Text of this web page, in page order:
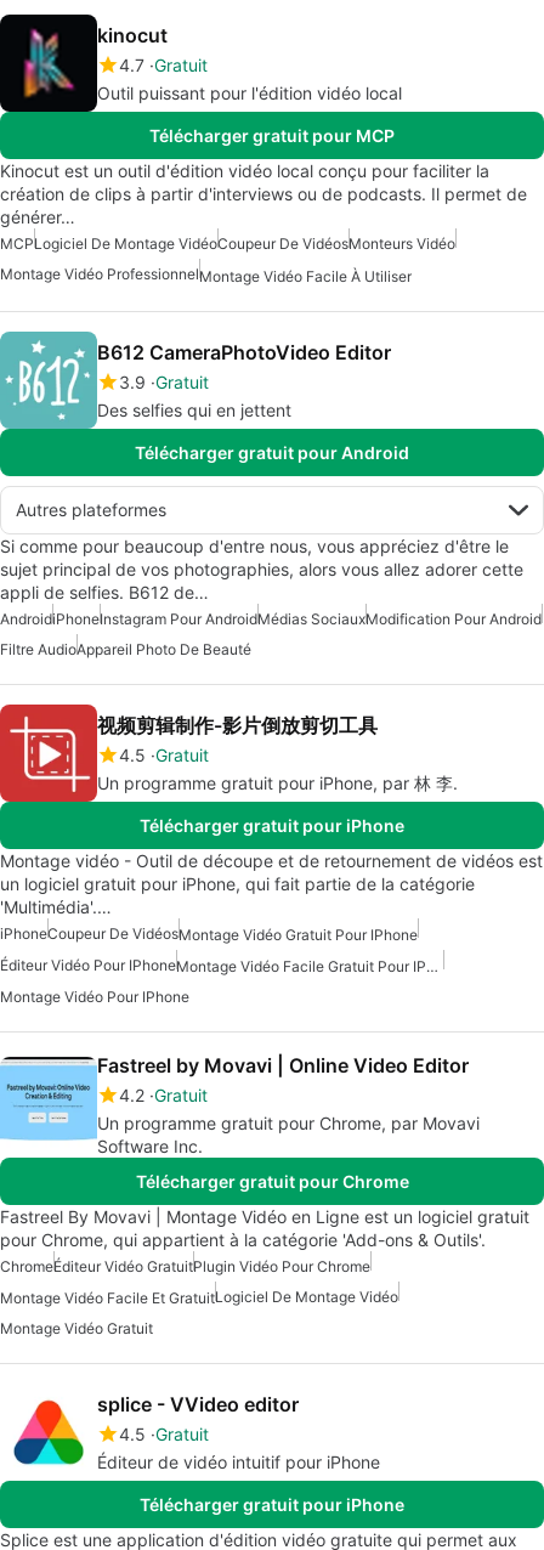
kinocut
4.7 Gratuit
Outil puissant pour l'édition vidéo local
Télécharger gratuit pour MCP
Kinocut est un outil d'édition vidéo local conçu pour faciliter la
création de clips à partir d'interviews ou de podcasts. Il permet de
générer…
MCPLogiciel De Montage VidéoCoupeur De VidéosMonteurs Vidéo
Montage Vidéo ProfessionnelMontage Vidéo Facile À Utiliser
B612 CameraPhotoVideo Editor
3.9 Gratuit
Des selfies qui en jettent
Télécharger gratuit pour Android
Autres plateformes
Si comme pour beaucoup d'entre nous, vous appréciez d'être le
sujet principal de vos photographies, alors vous allez adorer cette
appli de selfies. B612 de…
AndroidiPhoneInstagram Pour AndroidMédias SociauxModification Pour Android
Filtre AudioAppareil Photo De Beauté
视频剪辑制作-影片倒放剪切工具
4.5 Gratuit
Un programme gratuit pour iPhone, par 林 李.
Télécharger gratuit pour iPhone
Montage vidéo - Outil de découpe et de retournement de vidéos est
un logiciel gratuit pour iPhone, qui fait partie de la catégorie
'Multimédia'.…
iPhoneCoupeur De VidéosMontage Vidéo Gratuit Pour IPhone
Éditeur Vidéo Pour IPhone
Montage Vidéo Facile Gratuit Pour IPhone
Montage Vidéo Pour IPhone
Fastreel by Movavi | Online Video Editor
4.2 Gratuit
Un programme gratuit pour Chrome, par Movavi
Software Inc.
Télécharger gratuit pour Chrome
Fastreel By Movavi | Montage Vidéo en Ligne est un logiciel gratuit
pour Chrome, qui appartient à la catégorie 'Add-ons & Outils'.
ChromeÉditeur Vidéo GratuitPlugin Vidéo Pour Chrome
Montage Vidéo Facile Et GratuitLogiciel De Montage Vidéo
Montage Vidéo Gratuit
splice - VVideo editor
4.5 Gratuit
Éditeur de vidéo intuitif pour iPhone
Télécharger gratuit pour iPhone
Splice est une application d'édition vidéo gratuite qui permet aux